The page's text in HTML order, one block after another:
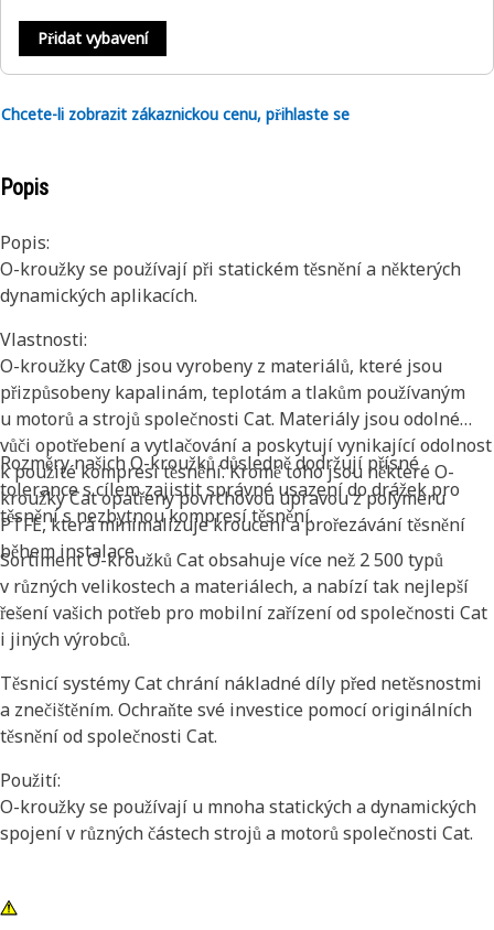
Přidat vybavení
Chcete-li zobrazit zákaznickou cenu, přihlaste se
Popis
Popis:
O-kroužky se používají při statickém těsnění a některých
dynamických aplikacích.
Vlastnosti:
O-kroužky Cat® jsou vyrobeny z materiálů, které jsou
přizpůsobeny kapalinám, teplotám a tlakům používaným
u motorů a strojů společnosti Cat. Materiály jsou odolné
vůči opotřebení a vytlačování a poskytují vynikající odolnost
k použité kompresi těsnění. Kromě toho jsou některé O-
kroužky Cat opatřeny povrchovou úpravou z polymeru
PTFE, která minimalizuje kroucení a prořezávání těsnění
během instalace.
Rozměry našich O-kroužků důsledně dodržují přísné
tolerance s cílem zajistit správné usazení do drážek pro
těsnění s nezbytnou kompresí těsnění.
Sortiment O-kroužků Cat obsahuje více než 2 500 typů
v různých velikostech a materiálech, a nabízí tak nejlepší
řešení vašich potřeb pro mobilní zařízení od společnosti Cat
i jiných výrobců.
Těsnicí systémy Cat chrání nákladné díly před netěsnostmi
a znečištěním. Ochraňte své investice pomocí originálních
těsnění od společnosti Cat.
Použití:
O-kroužky se používají u mnoha statických a dynamických
spojení v různých částech strojů a motorů společnosti Cat.